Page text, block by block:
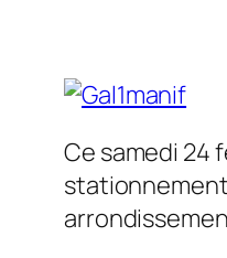
Ce samedi 24
stationnement